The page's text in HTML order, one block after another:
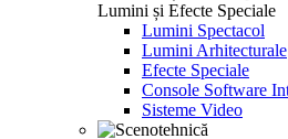
Lumini și Efecte Speciale
Lumini Spectacol
Lumini Arhitecturale
Efecte Speciale
Console Software
Sisteme Video